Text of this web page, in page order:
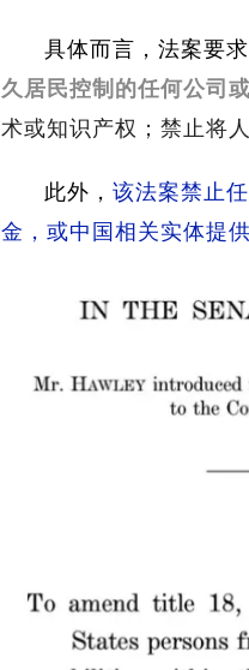
具体而言，法案要
久居民控制的任何公司
术或知识产权；禁止将
此外， 该法案禁止
金，或中国相关实体提